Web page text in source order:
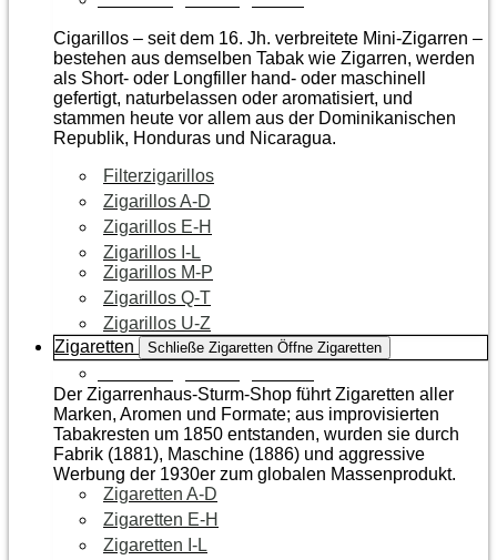
Cigarillos – seit dem 16. Jh. verbreitete Mini-Zigarren –
bestehen aus demselben Tabak wie Zigarren, werden
als Short- oder Longfiller hand- oder maschinell
gefertigt, naturbelassen oder aromatisiert, und
stammen heute vor allem aus der Dominikanischen
Republik, Honduras und Nicaragua.
Filterzigarillos
Zigarillos A-D
Zigarillos E-H
Zigarillos I-L
Zigarillos M-P
Zigarillos Q-T
Zigarillos U-Z
Zigaretten
Schließe Zigaretten Öffne Zigaretten
Der Zigarrenhaus-Sturm-Shop führt Zigaretten aller
Marken, Aromen und Formate; aus improvisierten
Tabakresten um 1850 entstanden, wurden sie durch
Fabrik (1881), Maschine (1886) und aggressive
Werbung der 1930er zum globalen Massenprodukt.
Zigaretten A-D
Zigaretten E-H
Zigaretten I-L